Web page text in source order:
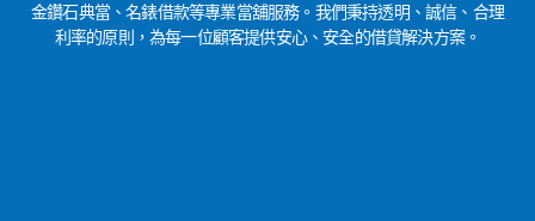
金鑽石典當、名錶借款等專業當舖服務。我們秉持透明、誠信、合理
利率的原則，為每一位顧客提供安心、安全的借貸解決方案。